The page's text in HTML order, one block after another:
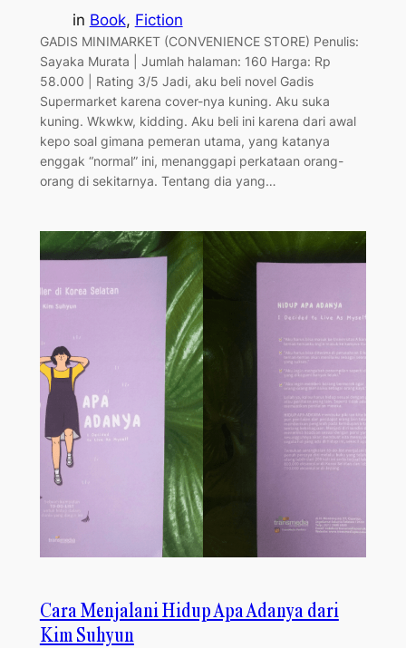
in Book, Fiction
GADIS MINIMARKET (CONVENIENCE STORE) Penulis:
Sayaka Murata | Jumlah halaman: 160 Harga: Rp
58.000 | Rating 3/5 Jadi, aku beli novel Gadis
Supermarket karena cover-nya kuning. Aku suka
kuning. Wkwkw, kidding. Aku beli ini karena dari awal
kepo soal gimana pemeran utama, yang katanya
enggak “normal” ini, menanggapi perkataan orang-
orang di sekitarnya. Tentang dia yang…
Cara Menjalani Hidup Apa Adanya dari
Kim Suhyun